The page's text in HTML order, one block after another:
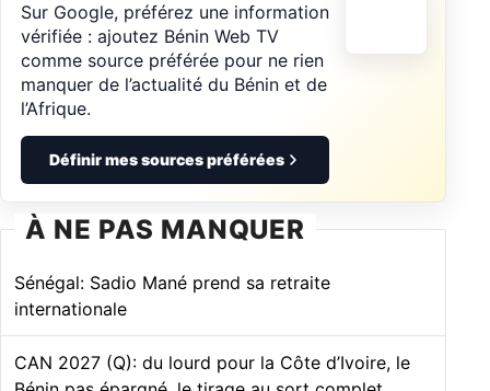
Sur Google, préférez une information
vérifiée : ajoutez Bénin Web TV
comme source préférée pour ne rien
manquer de l’actualité du Bénin et de
l’Afrique.
Définir mes sources préférées
À NE PAS MANQUER
Sénégal: Sadio Mané prend sa retraite
internationale
CAN 2027 (Q): du lourd pour la Côte d’Ivoire, le